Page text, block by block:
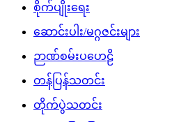
စိုက်ပျိုးရေး
ဆောင်းပါး/မဂ္ဂဇင်းများ
ဉာဏ်စမ်းပဟေဠိ
တန်ပြန်သတင်း
တိုက်ပွဲသတင်း